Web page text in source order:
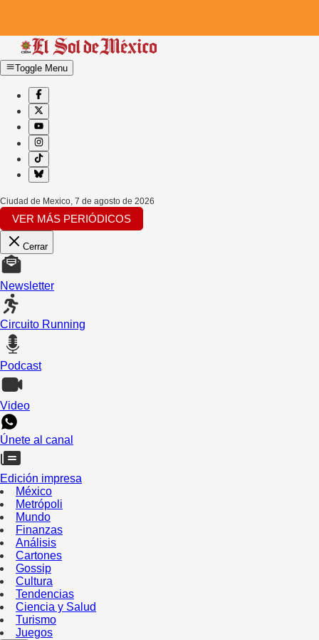
Toggle Menu
Ciudad de Mexico, 7 de agosto de 2026
VER MÁS PERIÓDICOS
Cerrar
Newsletter
Circuito Running
Podcast
Video
Únete al canal
Edición impresa
México
Metrópoli
Mundo
Finanzas
Análisis
Cartones
Gossip
Cultura
Tendencias
Ciencia y Salud
Turismo
Juegos